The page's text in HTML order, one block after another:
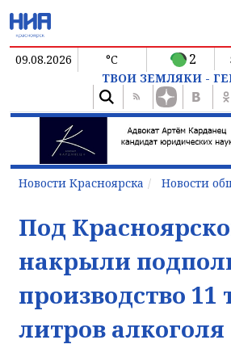
09.08.2026 °C 2
ТВОИ ЗЕМЛЯКИ -
Новости Красноярска Новости
Под
накрыли
производство 11
литров алкоголя